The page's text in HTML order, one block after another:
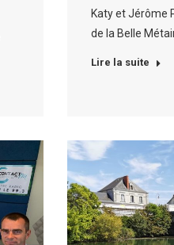
Katy et Jérôme
de la Belle
Lire la suite